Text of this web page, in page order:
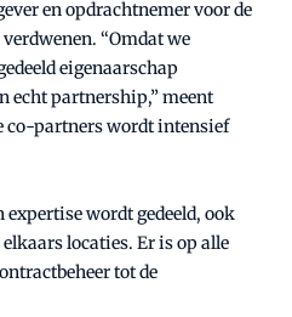
en opdrachtnemer voor de
“Omdat we
eigenaarschap
echt partnership,” meent
co-partners wordt intensief
expertise wordt gedeeld, ook
locaties. Er is op alle
tot de